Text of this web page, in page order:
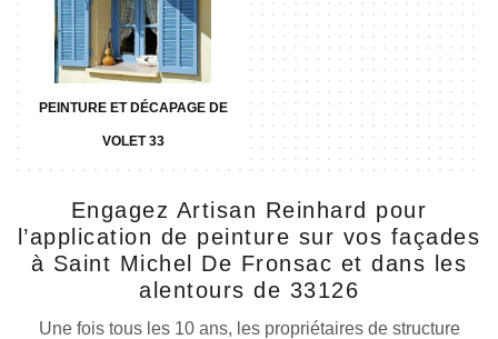
PEINTURE ET DÉCAPAGE DE
VOLET 33
Engagez Artisan Reinhard pour
l’application de peinture sur vos façades
à Saint Michel De Fronsac et dans les
alentours de 33126
Une fois tous les 10 ans, les propriétaires de structure